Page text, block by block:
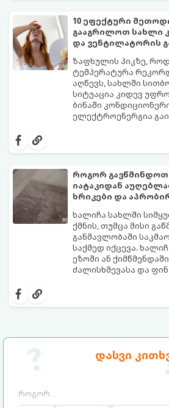
დასვი
10 ეფექტური
გააგრილოთ სახლი
და ვენტილატორის
ზაფხულის პიკზე,
ტემპერატურა
აღწევს, სახლში
სიტუაცია კიდევ
ბინაში
ელექტროენერგია
კანონები და
სასიამოვნო
ტექნიკის გარეშეც.
გთავაზობთ 10
ხელმისაწვდომ
როგორ
იატაკიდან
ხრიკები და
ხალიჩა სახლში
ქმნის, თუმცა მისი
განმავლობაში
საქმედ იქცევა.
ეზოში ან
ძალისხმევასა და
ეფექტური,
სიახლის დაბრუნებას.